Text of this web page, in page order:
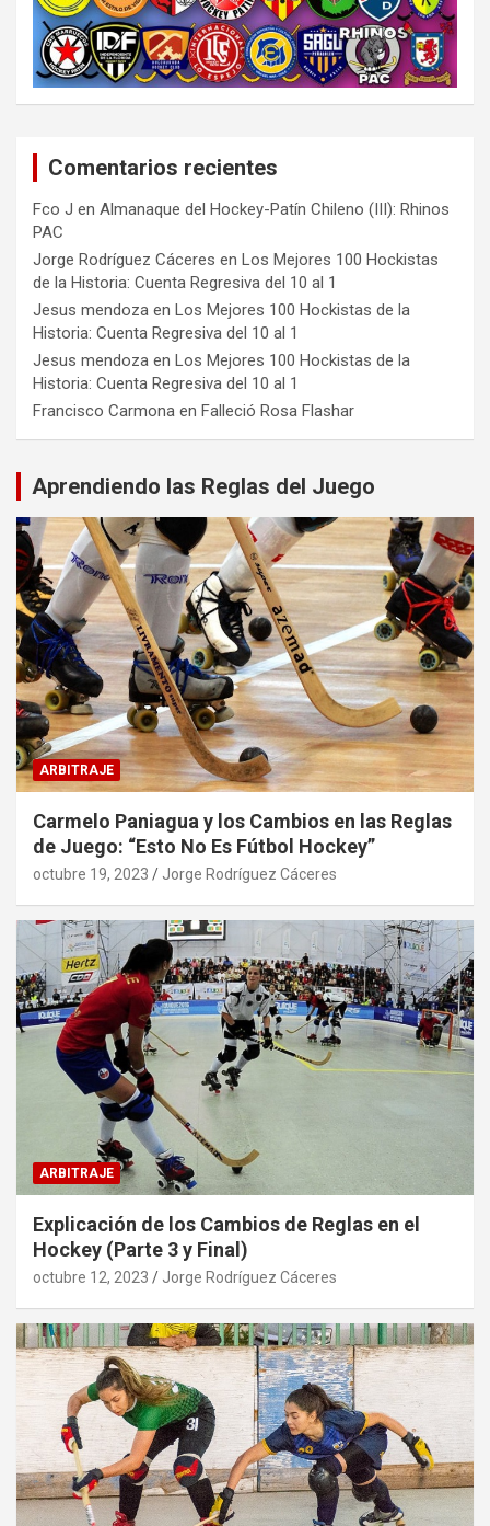
Comentarios recientes
Fco J en Almanaque del Hockey-Patín Chileno (III): Rhinos
PAC
Jorge Rodríguez Cáceres en Los Mejores 100 Hockistas
de la Historia: Cuenta Regresiva del 10 al 1
Jesus mendoza en Los Mejores 100 Hockistas de la
Historia: Cuenta Regresiva del 10 al 1
Jesus mendoza en Los Mejores 100 Hockistas de la
Historia: Cuenta Regresiva del 10 al 1
Francisco Carmona en Falleció Rosa Flashar
Aprendiendo las Reglas del Juego
ARBITRAJE
Carmelo Paniagua y los Cambios en las Reglas
de Juego: “Esto No Es Fútbol Hockey”
octubre 19, 2023 Jorge Rodríguez Cáceres
ARBITRAJE
Explicación de los Cambios de Reglas en el
Hockey (Parte 3 y Final)
octubre 12, 2023 Jorge Rodríguez Cáceres